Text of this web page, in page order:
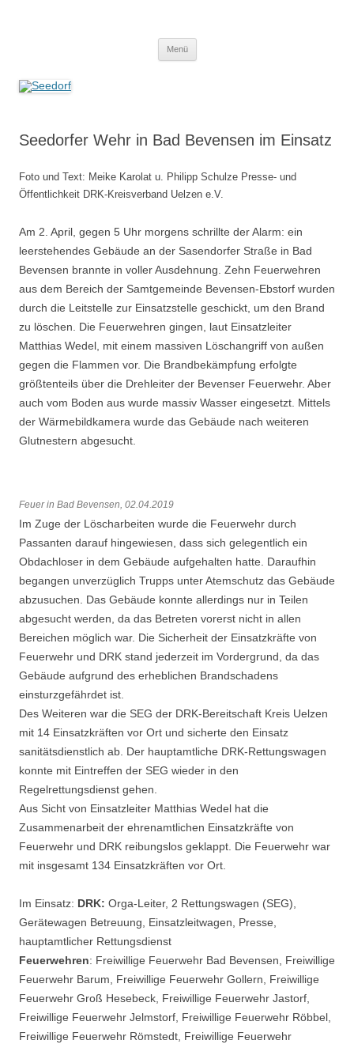
Menü
Seedorfer Wehr in Bad Bevensen im Einsatz
Foto und Text: Meike Karolat u. Philipp Schulze Presse- und
Öffentlichkeit DRK-Kreisverband Uelzen e.V.
Am 2. April, gegen 5 Uhr morgens schrillte der Alarm: ein
leerstehendes Gebäude an der Sasendorfer Straße in Bad
Bevensen brannte in voller Ausdehnung. Zehn Feuerwehren
aus dem Bereich der Samtgemeinde Bevensen-Ebstorf wurden
durch die Leitstelle zur Einsatzstelle geschickt, um den Brand
zu löschen. Die Feuerwehren gingen, laut Einsatzleiter
Matthias Wedel, mit einem massiven Löschangriff von außen
gegen die Flammen vor. Die Brandbekämpfung erfolgte
größtenteils über die Drehleiter der Bevenser Feuerwehr. Aber
auch vom Boden aus wurde massiv Wasser eingesetzt. Mittels
der Wärmebildkamera wurde das Gebäude nach weiteren
Glutnestern abgesucht.
Feuer in Bad Bevensen, 02.04.2019
Im Zuge der Löscharbeiten wurde die Feuerwehr durch
Passanten darauf hingewiesen, dass sich gelegentlich ein
Obdachloser in dem Gebäude aufgehalten hatte. Daraufhin
begangen unverzüglich Trupps unter Atemschutz das Gebäude
abzusuchen. Das Gebäude konnte allerdings nur in Teilen
abgesucht werden, da das Betreten vorerst nicht in allen
Bereichen möglich war. Die Sicherheit der Einsatzkräfte von
Feuerwehr und DRK stand jederzeit im Vordergrund, da das
Gebäude aufgrund des erheblichen Brandschadens
einsturzgefährdet ist.
Des Weiteren war die SEG der DRK-Bereitschaft Kreis Uelzen
mit 14 Einsatzkräften vor Ort und sicherte den Einsatz
sanitätsdienstlich ab. Der hauptamtliche DRK-Rettungswagen
konnte mit Eintreffen der SEG wieder in den
Regelrettungsdienst gehen.
Aus Sicht von Einsatzleiter Matthias Wedel hat die
Zusammenarbeit der ehrenamtlichen Einsatzkräfte von
Feuerwehr und DRK reibungslos geklappt. Die Feuerwehr war
mit insgesamt 134 Einsatzkräften vor Ort.
Im Einsatz: DRK: Orga-Leiter, 2 Rettungswagen (SEG),
Gerätewagen Betreuung, Einsatzleitwagen, Presse,
hauptamtlicher Rettungsdienst
Feuerwehren: Freiwillige Feuerwehr Bad Bevensen, Freiwillige
Feuerwehr Barum, Freiwillige Feuerwehr Gollern, Freiwillige
Feuerwehr Groß Hesebeck, Freiwillige Feuerwehr Jastorf,
Freiwillige Feuerwehr Jelmstorf, Freiwillige Feuerwehr Röbbel,
Freiwillige Feuerwehr Römstedt, Freiwillige Feuerwehr